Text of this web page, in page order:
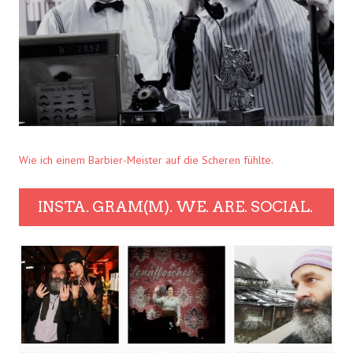
Wie ich einem Barbier-Meister auf die Scheren fühlte.
INSTA. GRAM(M). WE. ARE. SOCIAL.